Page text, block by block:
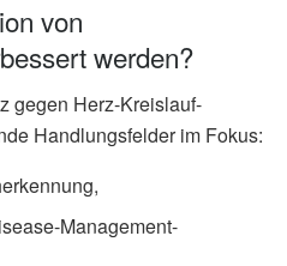
von
werden?
gegen Herz-Kreislauf-
Handlungsfelder im Fokus:
Management-